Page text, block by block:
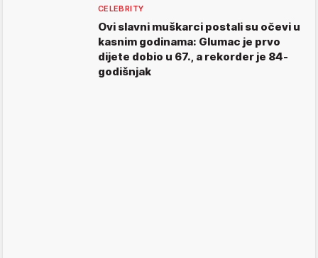
CELEBRITY
Ovi slavni muškarci postali su očevi u
kasnim godinama: Glumac je prvo
dijete dobio u 67., a rekorder je 84-
godišnjak